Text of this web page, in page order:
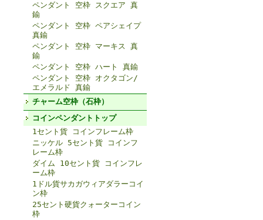
ペンダント 空枠 スクエア 真
鍮
ペンダント 空枠 ペアシェイプ
真鍮
ペンダント 空枠 マーキス 真
鍮
ペンダント 空枠 ハート 真鍮
ペンダント 空枠 オクタゴン/
エメラルド 真鍮
チャーム空枠（石枠）
コインペンダントトップ
1セント貨 コインフレーム枠
ニッケル 5セント貨 コインフ
レーム枠
ダイム 10セント貨 コインフレ
ーム枠
1ドル貨サカガウィアダラーコイ
ン枠
25セント硬貨クォーターコイン
枠